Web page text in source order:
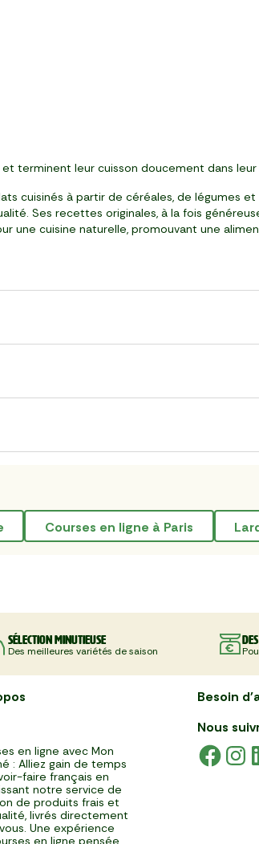
terminent leur cuisson doucement dans
cuisinés à partir de céréales, de légumes
Ses recettes originales, à la fois
une cuisine naturelle, promouvant une
courses en ligne à Paris
Sélection minutieuse
Des meilleures variétés de saison
en ligne avec Mon
: Alliez gain de temps
faire français en
notre service de
de produits frais et
livrés directement
Une expérience
en ligne pensée
Besoin
Nous